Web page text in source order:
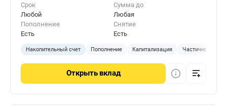
Срок
Любой
Сумма до
Любая
Пополнение
Есть
Снятие
Есть
Накопительный счет Пополнение Капитализация Частичное
Открыть вклад